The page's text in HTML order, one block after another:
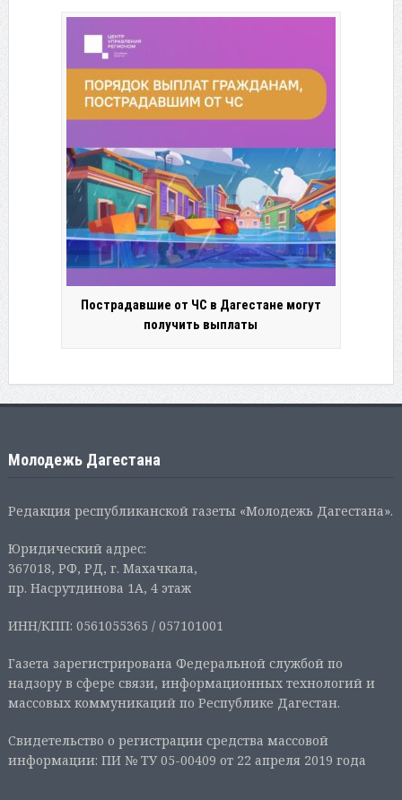
Пострадавшие от ЧС в Дагестане могут
получить выплаты
Молодежь Дагестана
Редакция республиканской газеты «Молодежь Дагестана».
Юридический адрес:
367018, РФ, РД, г. Махачкала,
пр. Насрутдинова 1А, 4 этаж
ИНН/КПП: 0561055365 / 057101001
Газета зарегистрирована Федеральной службой по
надзору в сфере связи, информационных технологий и
массовых коммуникаций по Республике Дагестан.
Свидетельство о регистрации средства массовой
информации: ПИ № ТУ 05-00409 от 22 апреля 2019 года